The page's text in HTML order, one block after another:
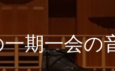
一期一会の
さまとの空